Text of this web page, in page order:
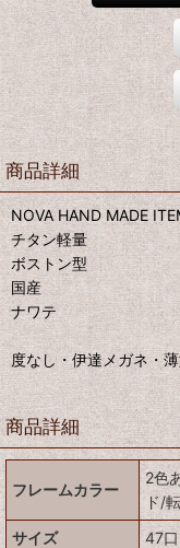
商品詳細
NOVA HAND MADE
チタン軽量
ボストン型
国産
ナワテ
度なし・伊達メガネ・
商品詳細
フレームカラー
2色
ド/
サイズ
47口